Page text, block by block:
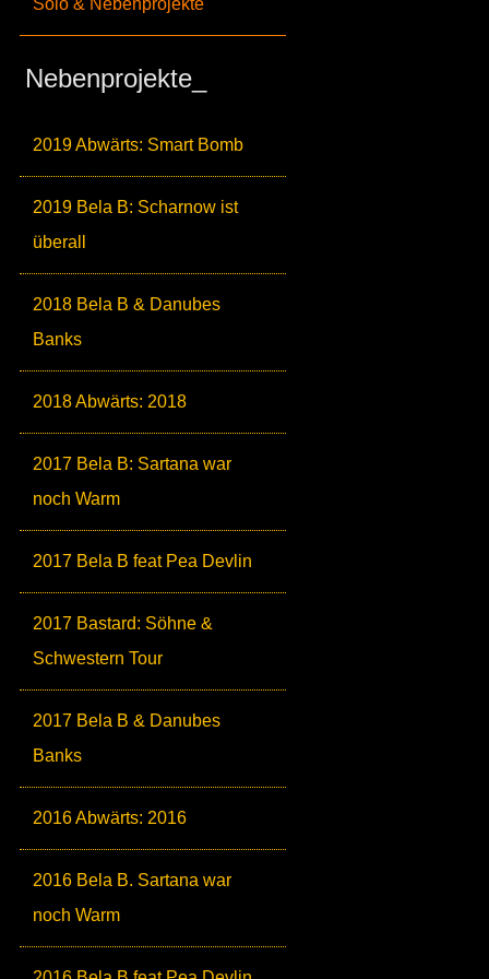
Solo & Nebenprojekte
Nebenprojekte_
2019 Abwärts: Smart Bomb
2019 Bela B: Scharnow ist
überall
2018 Bela B & Danubes
Banks
2018 Abwärts: 2018
2017 Bela B: Sartana war
noch Warm
2017 Bela B feat Pea Devlin
2017 Bastard: Söhne &
Schwestern Tour
2017 Bela B & Danubes
Banks
2016 Abwärts: 2016
2016 Bela B. Sartana war
noch Warm